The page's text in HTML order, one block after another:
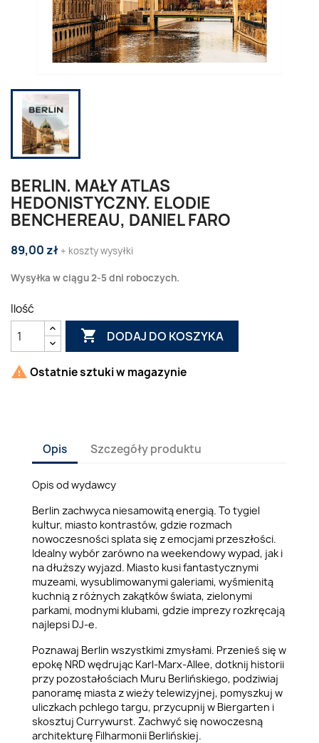
BERLIN. MAŁY ATLAS
HEDONISTYCZNY. ELODIE
BENCHEREAU, DANIEL FARO
89,00 zł + koszty wysyłki
Wysyłka w ciągu 2-5 dni roboczych.
Ilość
 DODAJ DO KOSZYKA
 Ostatnie sztuki w magazynie
Opis Szczegóły produktu
Opis od wydawcy
Berlin zachwyca niesamowitą energią. To tygiel
kultur, miasto kontrastów, gdzie rozmach
nowoczesności splata się z emocjami przeszłości.
Idealny wybór zarówno na weekendowy wypad, jak i
na dłuższy wyjazd. Miasto kusi fantastycznymi
muzeami, wysublimowanymi galeriami, wyśmienitą
kuchnią z różnych zakątków świata, zielonymi
parkami, modnymi klubami, gdzie imprezy rozkręcają
najlepsi DJ-e.
Poznawaj Berlin wszystkimi zmysłami. Przenieś się w
epokę NRD wędrując Karl-Marx-Allee, dotknij historii
przy pozostałościach Muru Berlińskiego, podziwiaj
panoramę miasta z wieży telewizyjnej, pomyszkuj w
uliczkach pchlego targu, przycupnij w Biergarten i
skosztuj Currywurst. Zachwyć się nowoczesną
architekturę Filharmonii Berlińskiej.